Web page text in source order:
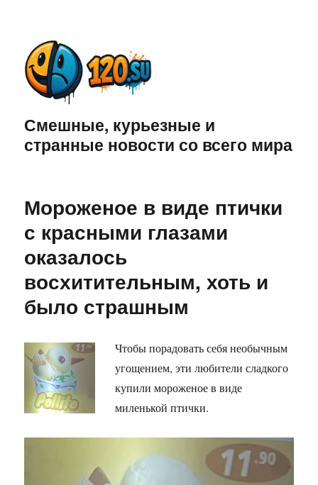
Смешные, курьезные и
странные новости со всего мира
Мороженое в виде птички
с красными глазами
оказалось
восхитительным, хоть и
было страшным
Чтобы порадовать себя необычным
угощением, эти любители сладкого
купили мороженое в виде
миленькой птички.